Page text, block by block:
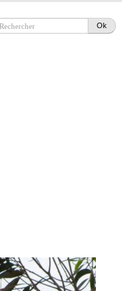
Ok